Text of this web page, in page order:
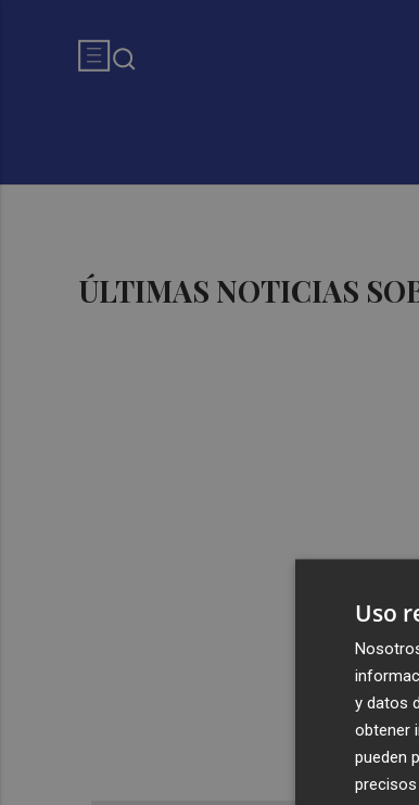
ÚLTIMAS NOTICIAS
Uso
y datos
obtener
pueden